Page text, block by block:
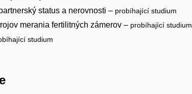
status a nerovnosti – probíhající studium
merania fertilitných zámerov – probíhající studium
studium